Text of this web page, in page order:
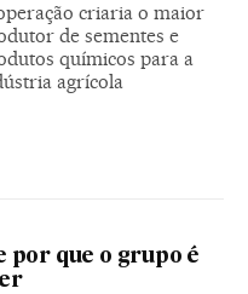
criaria o maior
de sementes e
químicos para a
agrícola
por que o grupo é